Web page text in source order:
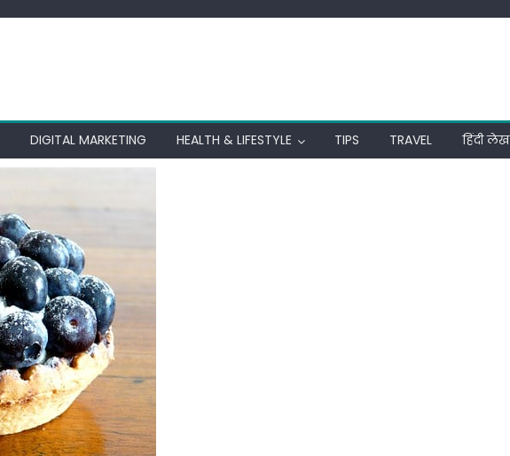
DIGITAL MARKETING HEALTH & LIFESTYLE TIPS TRAVEL हिंदी लेख